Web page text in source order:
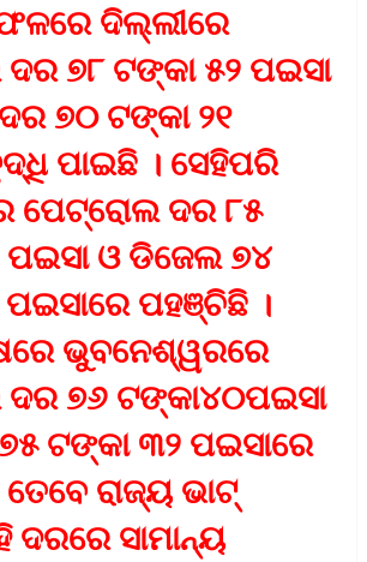
ଦିଲ୍ଲୀରେ
୭୮ ଟଙ୍କା ୫୨ ପଇସା
୭୦ ଟଙ୍କା ୨୧
ପାଇଛି । ସେହିପରି
ପେଟ୍ରୋଲ ଦର ୮୫
ପଇସା ଓ ଡିଜେଲ ୭୪
ପହଞ୍ଚିଛି ।
ଭୁବନେଶ୍ୱରରେ
୭୬ ଟଙ୍କା୪୦ପଇସା
ଟଙ୍କା ୩୨ ପଇସାରେ
ରାଜ୍ୟ ଭାଟ୍‌
ସାମାନ୍ୟ